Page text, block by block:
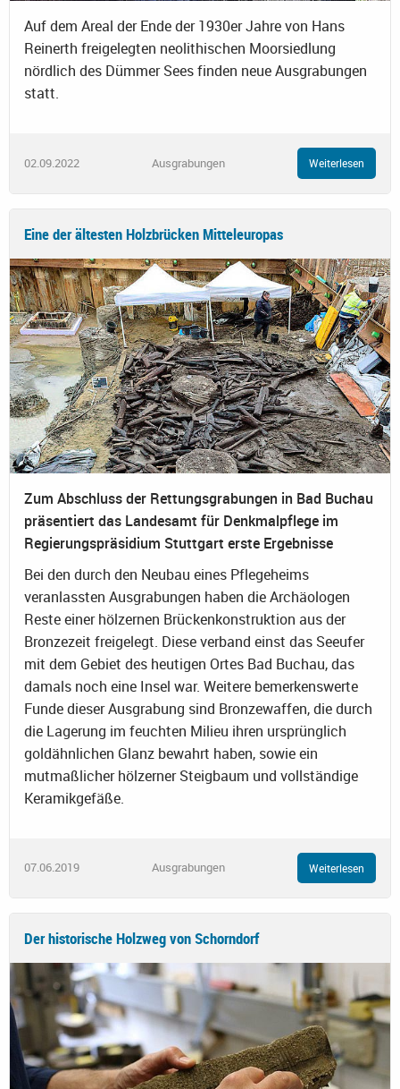
Auf dem Areal der Ende der 1930er Jahre von Hans
Reinerth freigelegten neolithischen Moorsiedlung
nördlich des Dümmer Sees finden neue Ausgrabungen
statt.
02.09.2022 Ausgrabungen Weiterlesen
Eine der ältesten Holzbrücken Mitteleuropas
Zum Abschluss der Rettungsgrabungen in Bad Buchau
präsentiert das Landesamt für Denkmalpflege im
Regierungspräsidium Stuttgart erste Ergebnisse
Bei den durch den Neubau eines Pflegeheims
veranlassten Ausgrabungen haben die Archäologen
Reste einer hölzernen Brückenkonstruktion aus der
Bronzezeit freigelegt. Diese verband einst das Seeufer
mit dem Gebiet des heutigen Ortes Bad Buchau, das
damals noch eine Insel war. Weitere bemerkenswerte
Funde dieser Ausgrabung sind Bronzewaffen, die durch
die Lagerung im feuchten Milieu ihren ursprünglich
goldähnlichen Glanz bewahrt haben, sowie ein
mutmaßlicher hölzerner Steigbaum und vollständige
Keramikgefäße.
07.06.2019 Ausgrabungen Weiterlesen
Der historische Holzweg von Schorndorf